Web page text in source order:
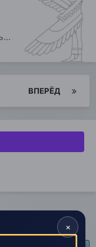
ВПЕРЁД
×